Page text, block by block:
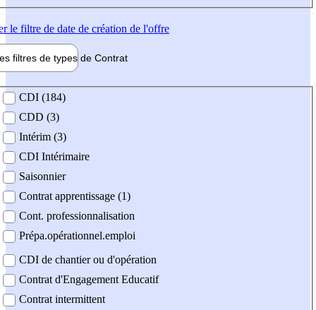
le filtre de date de création de l'offre
filtres de types de Contrat
contrat
CDI (184)
CDD (3)
Intérim (3)
CDI Intérimaire
Saisonnier
Contrat apprentissage (1)
Cont. professionnalisation
Prépa.opérationnel.emploi
CDI de chantier ou d'opération
Contrat d'Engagement Educatif
Contrat intermittent